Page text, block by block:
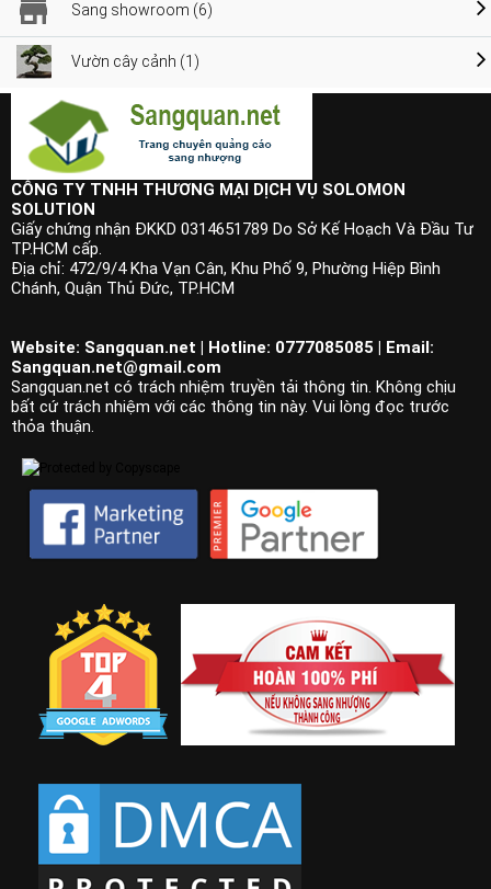
Sang showroom (6)
Vườn cây cảnh (1)
CÔNG TY TNHH THƯƠNG MẠI DỊCH VỤ SOLOMON
SOLUTION
Giấy chứng nhận ĐKKD 0314651789 Do Sở Kế Hoạch Và Đầu Tư
TP.HCM cấp.
Địa chỉ: 472/9/4 Kha Vạn Cân, Khu Phố 9, Phường Hiệp Bình
Chánh, Quận Thủ Đức, TP.HCM
Website: Sangquan.net | Hotline: 0777085085 | Email:
Sangquan.net@gmail.com
Sangquan.net có trách nhiệm truyền tải thông tin. Không chịu
bất cứ trách nhiệm với các thông tin này. Vui lòng đọc trước
thỏa thuận.